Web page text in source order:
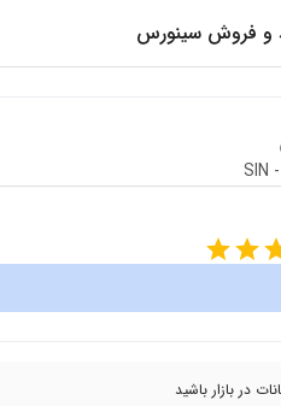
و فروش سینورس
SIN -
در بازار باشید